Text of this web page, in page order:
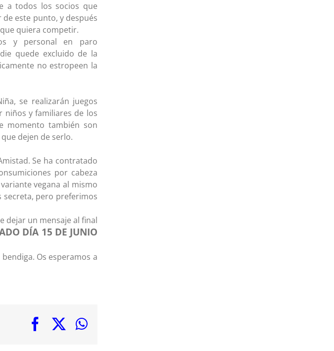
a todos los socios que
este punto, y después
quiera competir.
y personal en paro
quede excluido de la
no estropeen la
se realizarán juegos
niños y familiares de los
momento también son
dejen de serlo.
Se ha contratado
por cabeza
vegana al mismo
secreta, pero preferimos
dejar un mensaje al final
DÍA 15 DE JUNIO
Os esperamos a
FacebookWhatsApp